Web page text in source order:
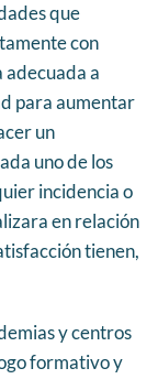
que
con
adecuada a
para aumentar
un
uno de los
incidencia o
en relación
tienen,
y centros
formativo y